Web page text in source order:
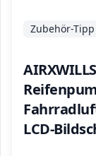
LCD-
Zubehör-Tipp